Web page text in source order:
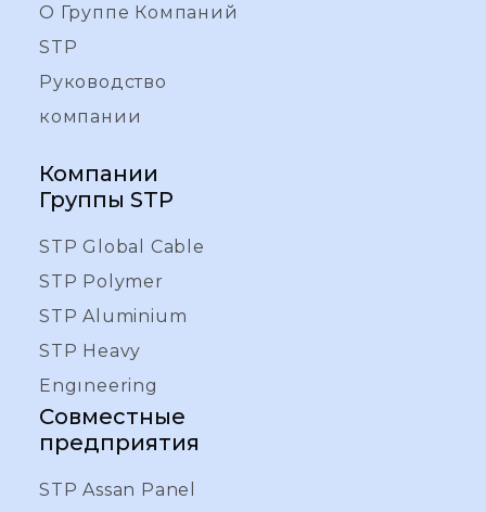
О Группе Компаний
STP
Руководство
компании
Компании
Группы STP
STP Global Cable
STP Polymer
STP Aluminium
STP Heavy
Engıneering
Совместные
предприятия
STP Assan Panel